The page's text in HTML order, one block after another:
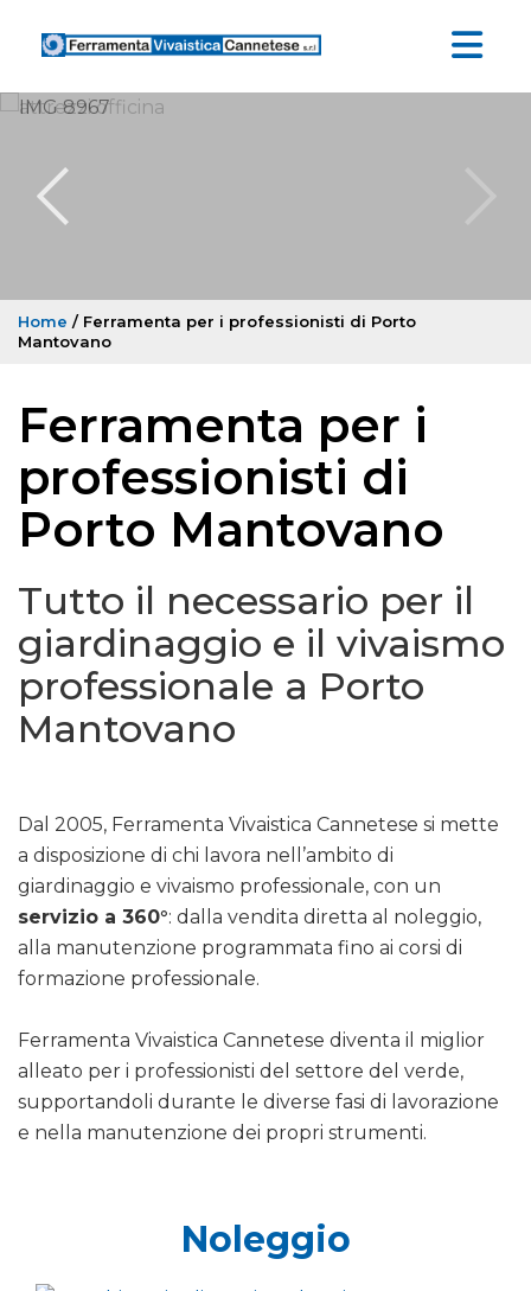
Home / Ferramenta per i professionisti di Porto
Mantovano
Ferramenta per i
professionisti di
Porto Mantovano
Tutto il necessario per il
giardinaggio e il vivaismo
professionale a Porto
Mantovano
Dal 2005, Ferramenta Vivaistica Cannetese si mette
a disposizione di chi lavora nell’ambito di
giardinaggio e vivaismo professionale, con un
servizio a 360°: dalla vendita diretta al noleggio,
alla manutenzione programmata fino ai corsi di
formazione professionale.
Ferramenta Vivaistica Cannetese diventa il miglior
alleato per i professionisti del settore del verde,
supportandoli durante le diverse fasi di lavorazione
e nella manutenzione dei propri strumenti.
Noleggio